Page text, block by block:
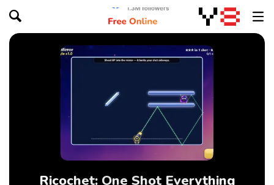
Ricochet: One Shot Everything